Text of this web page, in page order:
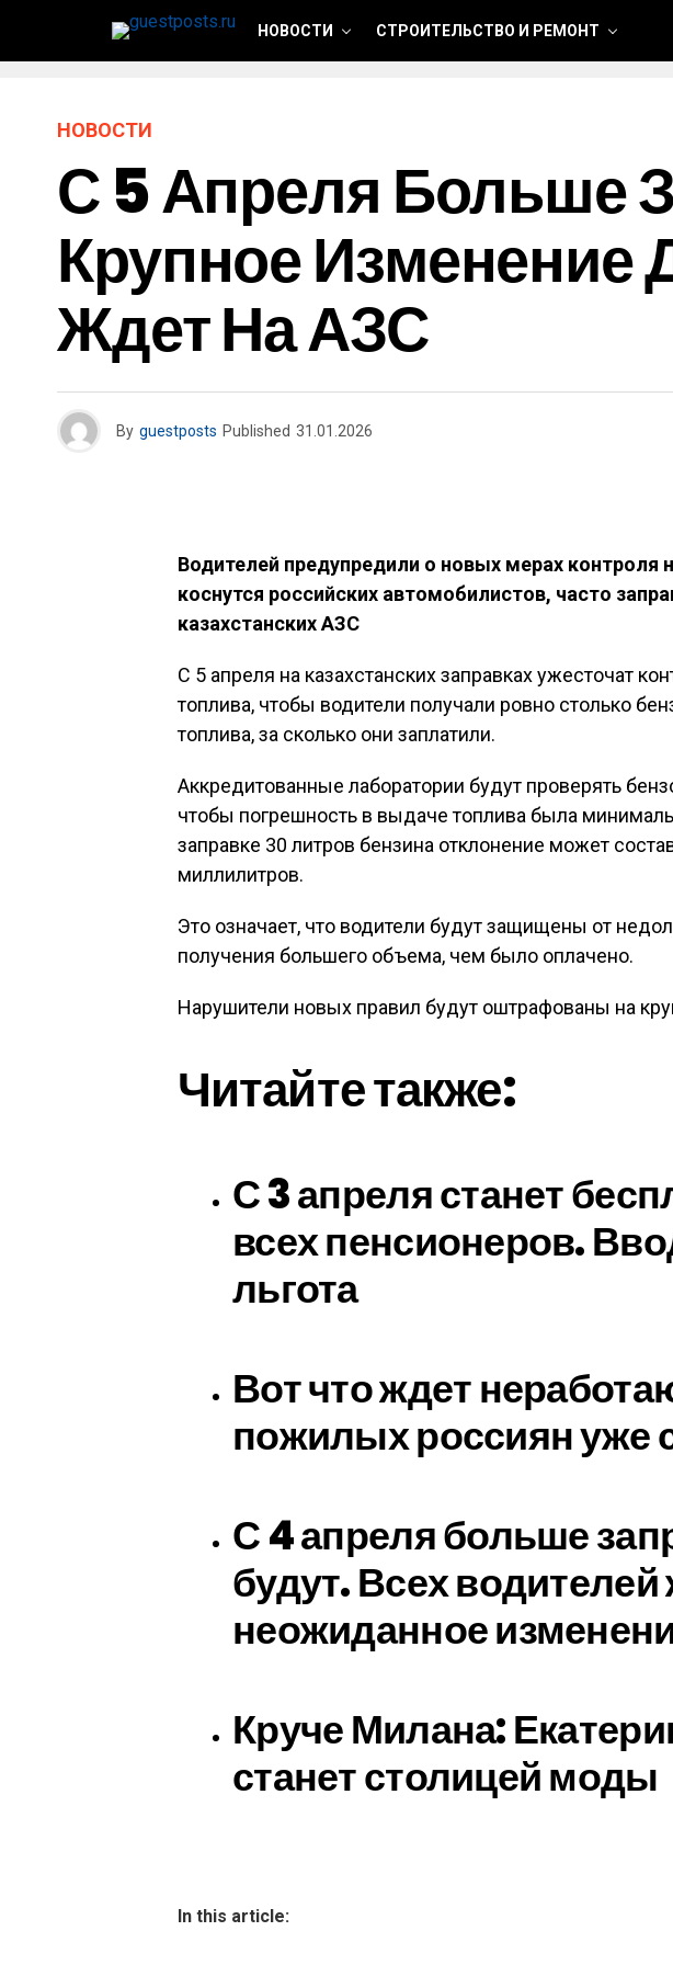
НОВОСТИ СТРОИТЕЛЬСТВО И РЕМОНТ
НОВОСТИ
С 5 Апреля Больше
Крупное Изменение
Ждет На АЗС
By guestposts Published 31.01.2026
Водителей предупредили о новых мерах контроля
коснутся российских автомобилистов, часто
казахстанских АЗС
С 5 апреля на казахстанских заправках ужесточат
топлива, чтобы водители получали ровно столько
топлива, за сколько они заплатили.
Аккредитованные лаборатории будут проверять
чтобы погрешность в выдаче топлива была
заправке 30 литров бензина отклонение может
миллилитров.
Это означает, что водители будут защищены от
получения большего объема, чем было оплачено.
Нарушители новых правил будут оштрафованы на
Читайте также:
С 3 апреля станет
всех пенсионеров.
льгота
Вот что ждет
пожилых россиян уже
С 4 апреля больше
будут. Всех водителей
неожиданное
Круче Милана:
станет столицей моды
In this article: